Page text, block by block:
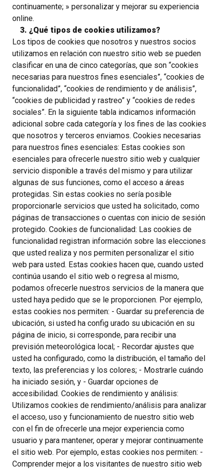
continuamente; » personalizar y mejorar su experiencia
online.
3. ¿Qué tipos de cookies utilizamos?
Los tipos de cookies que nosotros y nuestros socios
utilizamos en relación con nuestro sitio web se pueden
clasificar en una de cinco categorías, que son “cookies
necesarias para nuestros fines esenciales”, “cookies de
funcionalidad”, “cookies de rendimiento y de análisis”,
“cookies de publicidad y rastreo” y “cookies de redes
sociales”. En la siguiente tabla indicamos información
adicional sobre cada categoría y los fines de las cookies
que nosotros y terceros enviamos. Cookies necesarias
para nuestros fines esenciales: Estas cookies son
esenciales para ofrecerle nuestro sitio web y cualquier
servicio disponible a través del mismo y para utilizar
algunas de sus funciones, como el acceso a áreas
protegidas. Sin estas cookies no sería posible
proporcionarle servicios que usted ha solicitado, como
páginas de transacciones o cuentas con inicio de sesión
protegido. Cookies de funcionalidad: Las cookies de
funcionalidad registran información sobre las elecciones
que usted realiza y nos permiten personalizar el sitio
web para usted. Estas cookies hacen que, cuando usted
continúa usando el sitio web o regresa al mismo,
podamos ofrecerle nuestros servicios de la manera que
usted haya pedido que se le proporcionen. Por ejemplo,
estas cookies nos permiten: - Guardar su preferencia de
ubicación, si usted ha config urado su ubicación en su
página de inicio, si corresponde, para recibir una
previsión meteorológica local; - Recordar ajustes que
usted ha configurado, como la distribución, el tamaño del
texto, las preferencias y los colores; - Mostrarle cuándo
ha iniciado sesión, y - Guardar opciones de
accesibilidad. Cookies de rendimiento y análisis:
Utilizamos cookies de rendimiento/análisis para analizar
el acceso, uso y funcionamiento de nuestro sitio web
con el fin de ofrecerle una mejor experiencia como
usuario y para mantener, operar y mejorar continuamente
el sitio web. Por ejemplo, estas cookies nos permiten: -
Comprender mejor a los visitantes de nuestro sitio web